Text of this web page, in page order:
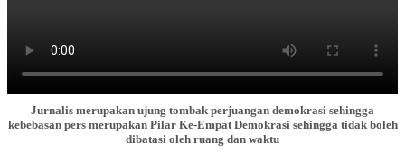
Jurnalis merupakan ujung tombak perjuangan demokrasi sehingga
kebebasan pers merupakan Pilar Ke-Empat Demokrasi sehingga tidak boleh
dibatasi oleh ruang dan waktu